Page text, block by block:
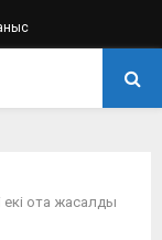
екі ота жасалды